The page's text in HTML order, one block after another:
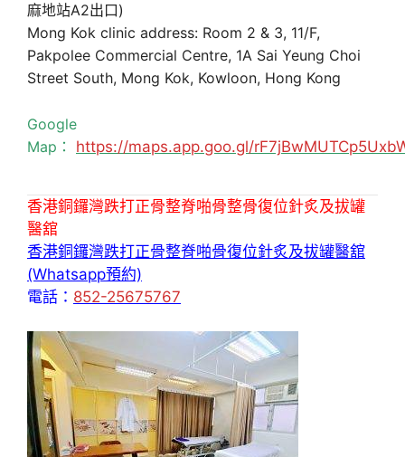
麻地站A2出口)
Mong Kok clinic address: Room 2 & 3, 11/F,
Pakpolee Commercial Centre, 1A Sai Yeung Choi
Street South, Mong Kok, Kowloon, Hong Kong
Google
Map： https://maps.app.goo.gl/
香港銅鑼灣跌打正骨整脊啪骨整骨復位針炙及拔罐
醫舘
香港銅鑼灣跌打正骨整脊啪骨復位針炙及拔罐醫舘
(Whatsapp預約)
電話： 852-25675767